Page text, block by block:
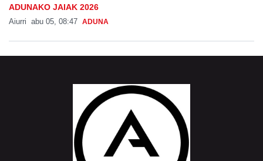
ADUNAKO JAIAK 2026
Aiurri abu 05, 08:47 ADUNA